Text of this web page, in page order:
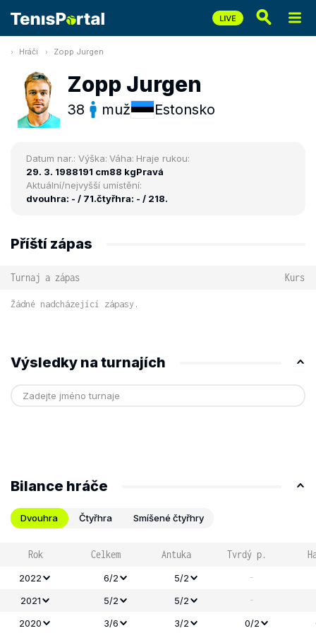
Hráči Zopp Jurgen
Zopp Jurgen
38 muž Estonsko
Datum nar.:
29. 3. 1988
Výška:
191 cm
Váha:
88 kg
Hraje rukou:
Pravá
Aktuální/nejvyšší umístění:
dvouhra: - / 71.čtyřhra: - / 218.
Příští zápas
Turnaj a zápas Kurs
Žádné nadcházející zápasy.
Výsledky na turnajích
Bilance hráče
Dvouhra Čtyřhra Smíšené čtyřhry
Rok Celkem Antuka Tvrdý p.
2022 6/2 5/2 -
2021 5/2 5/2 -
2020 3/6 3/2 0/2